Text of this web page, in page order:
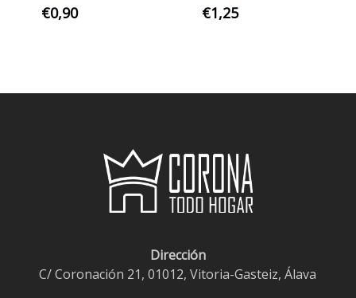
€0,90 €1,25
Dirección
C/ Coronación 21, 01012, Vitoria-Gasteiz, Álava